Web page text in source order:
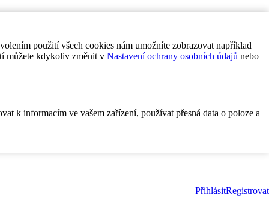
použití všech cookies nám umožníte zobrazovat například
můžete kdykoliv změnit v Nastavení ochrany osobních údajů nebo
k informacím ve vašem zařízení, používat přesná data o poloze a
PřihlásitRegistrovat